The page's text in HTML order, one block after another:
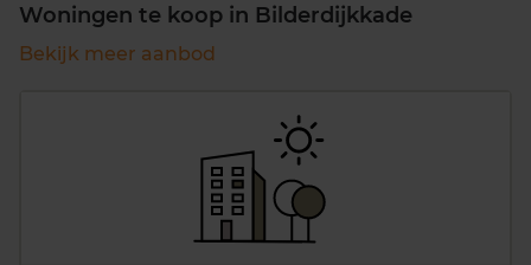
Woningen te koop in Bilderdijkkade
Bekijk meer aanbod